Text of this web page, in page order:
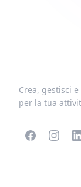
Crea, gestisci
per la tua